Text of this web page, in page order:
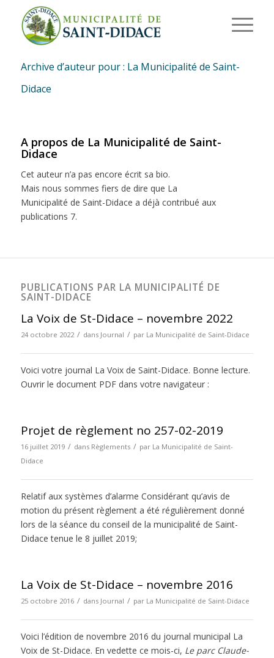
Archive d’auteur pour : La Municipalité de Saint-
Didace
A propos de La Municipalité de Saint-
Didace
Cet auteur n’a pas encore écrit sa bio.
Mais nous sommes fiers de dire que La
Municipalité de Saint-Didace a déjà contribué aux
publications 7.
PUBLICATIONS PAR LA MUNICIPALITÉ DE
SAINT-DIDACE
La Voix de St-Didace – novembre 2022
24 octobre 2022 / dans Journal / par La Municipalité de Saint-Didace
Voici votre journal La Voix de Saint-Didace. Bonne lecture.
Ouvrir le document PDF dans votre navigateur :
Projet de règlement no 257-02-2019
16 juillet 2019 / dans Règlements / par La Municipalité de Saint-
Didace
Relatif aux systèmes d’alarme Considérant qu’avis de
motion du présent règlement a été régulièrement donné
lors de la séance du conseil de la municipalité de Saint-
Didace tenue le 8 juillet 2019;
La Voix de St-Didace – novembre 2016
25 octobre 2016 / dans Journal / par La Municipalité de Saint-Didace
Voici l’édition de novembre 2016 du journal municipal La
Voix de St-Didace. En vedette ce mois-ci, Le parc Claude-